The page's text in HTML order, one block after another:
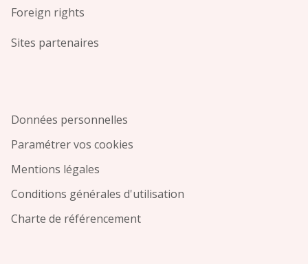
Foreign rights
Sites partenaires
Données personnelles
Paramétrer vos cookies
Mentions légales
Conditions générales d'utilisation
Charte de référencement